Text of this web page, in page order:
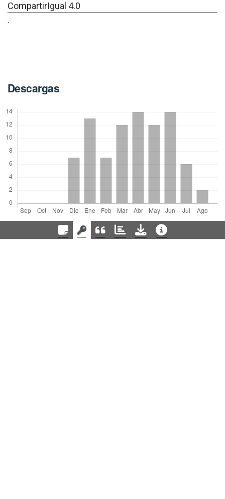
CompartirIgual 4.0
.
Descargas